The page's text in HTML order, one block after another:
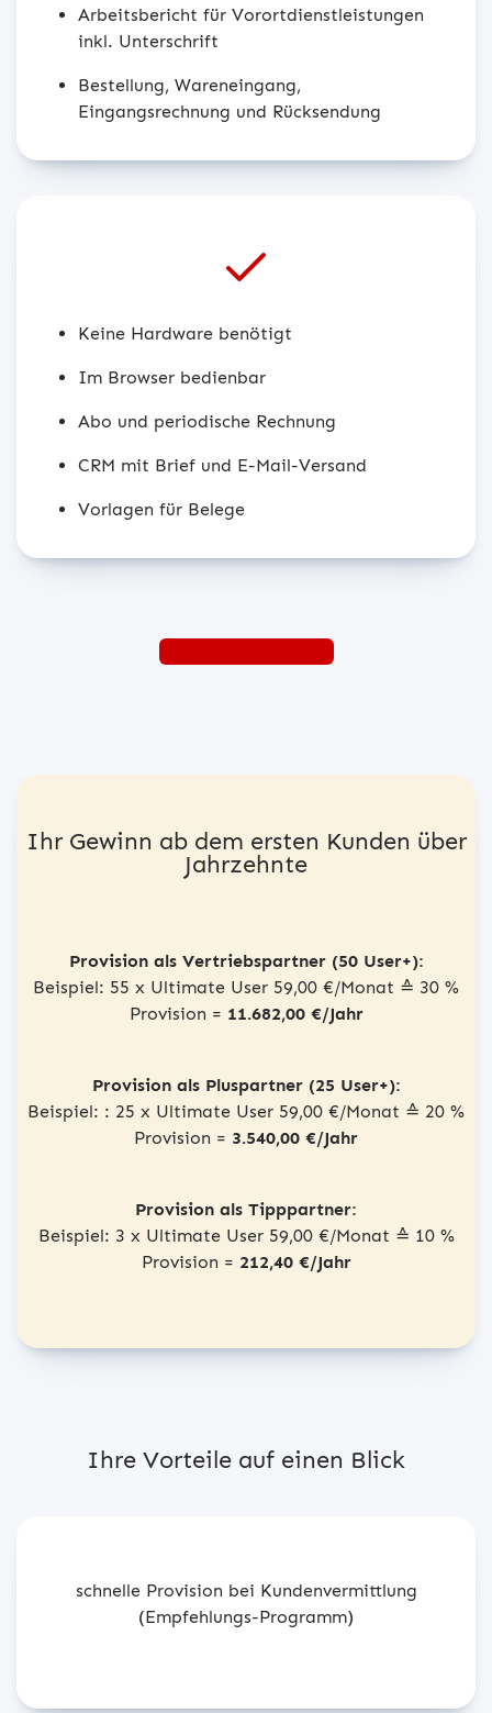
Arbeitsbericht für Vorortdienstleistungen
inkl. Unterschrift
Bestellung, Wareneingang,
Eingangsrechnung und Rücksendung
Keine Hardware benötigt
Im Browser bedienbar
Abo und periodische Rechnung
CRM mit Brief und E-Mail-Versand
Vorlagen für Belege
zum Partnerformular
Ihr Gewinn ab dem ersten Kunden über
Jahrzehnte
Provision als Vertriebspartner (50 User+):
Beispiel: 55 x Ultimate User 59,00 €/Monat ≙ 30 %
Provision = 11.682,00 €/Jahr
Provision als Pluspartner (25 User+):
Beispiel: : 25 x Ultimate User 59,00 €/Monat ≙ 20 %
Provision = 3.540,00 €/Jahr
Provision als Tipppartner:
Beispiel: 3 x Ultimate User 59,00 €/Monat ≙ 10 %
Provision = 212,40 €/Jahr
Ihre Vorteile auf einen Blick
schnelle Provision bei Kundenvermittlung
(Empfehlungs-Programm)